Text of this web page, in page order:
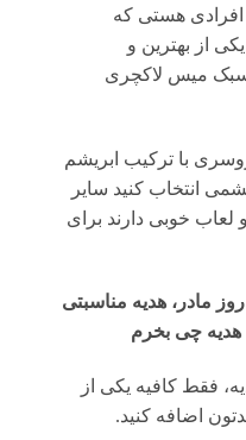
افرادی هستی که
یکی از بهترین و
میس لاکچری
با ترکیب ابریشم
انتخاب کنید سایر
خوبی دارند برای
مادر، هدیه مناسبتی
هدیه چی بخرم
فقط کافیه یکی از
اضافه کنید.